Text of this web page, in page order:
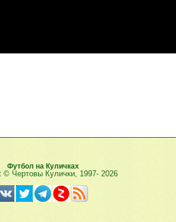
Футбол на Куличках
© Чертовы Кулички, 1997- 2026